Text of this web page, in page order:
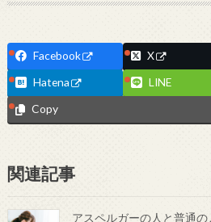
Facebook X
Hatena
LINE
Copy
関連記事
アスペルガーの人と普通